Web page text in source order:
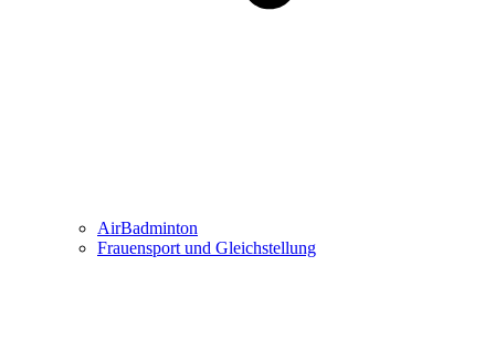
AirBadminton
Frauensport und Gleichstellung